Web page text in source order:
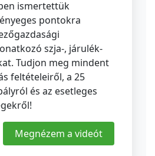
ismertettük
pontokra
szja-, járulék-
Tudjon meg mindent
feltételeiről, a 25
és az esetleges
Megnézem a videót